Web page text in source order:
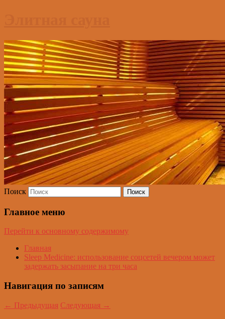
Поиск
Главное меню
Перейти к основному содержимому
Главная
Sleep Medicine: использование соцсетей вечером может
задержать засыпание на три часа
Навигация по записям
← Предыдущая Следующая →